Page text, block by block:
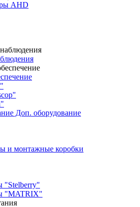
AHD
Доп. оборудование
и монтажные коробки
"MATRIX"